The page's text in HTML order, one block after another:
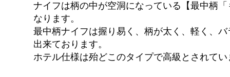
ナイフは柄の中が空洞になっている【最中柄
なります。
最中柄ナイフは握り易く、柄が太く、軽く、
出来ております。
ホテル仕様は殆どこのタイプで高級とされてい